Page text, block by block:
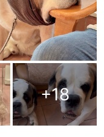
+18